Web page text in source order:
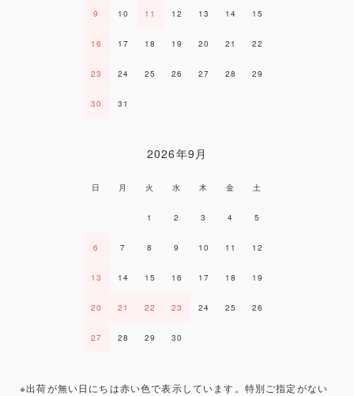
9 10 11 12 13 14 15
16 17 18 19 20 21 22
23 24 25 26 27 28 29
30 31
2026年9月
日 月 火 水 木 金 土
1 2 3 4 5
6 7 8 9 10 11 12
13 14 15 16 17 18 19
20 21 22 23 24 25 26
27 28 29 30
※出荷が無い日にちは赤い色で表示しています。特別ご指定がない